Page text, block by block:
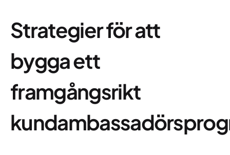
Strategier för att
bygga ett
framgångsrikt